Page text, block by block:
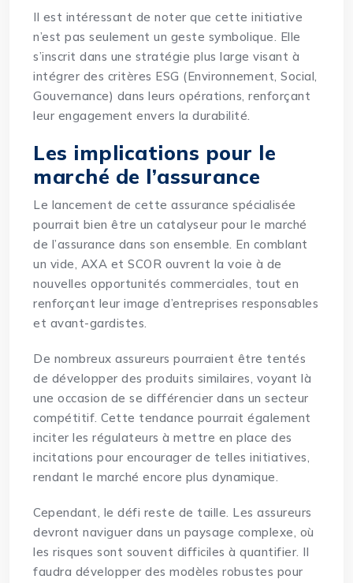
Il est intéressant de noter que cette initiative
n’est pas seulement un geste symbolique. Elle
s’inscrit dans une stratégie plus large visant à
intégrer des critères ESG (Environnement, Social,
Gouvernance) dans leurs opérations, renforçant
leur engagement envers la durabilité.
Les implications pour le
marché de l’assurance
Le lancement de cette assurance spécialisée
pourrait bien être un catalyseur pour le marché
de l’assurance dans son ensemble. En comblant
un vide, AXA et SCOR ouvrent la voie à de
nouvelles opportunités commerciales, tout en
renforçant leur image d’entreprises responsables
et avant-gardistes.
De nombreux assureurs pourraient être tentés
de développer des produits similaires, voyant là
une occasion de se différencier dans un secteur
compétitif. Cette tendance pourrait également
inciter les régulateurs à mettre en place des
incitations pour encourager de telles initiatives,
rendant le marché encore plus dynamique.
Cependant, le défi reste de taille. Les assureurs
devront naviguer dans un paysage complexe, où
les risques sont souvent difficiles à quantifier. Il
faudra développer des modèles robustes pour